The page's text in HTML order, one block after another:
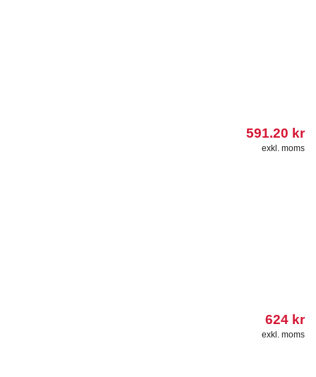
591.20 kr
exkl. moms
624 kr
exkl. moms